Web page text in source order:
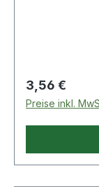
der Steckdose Mehrfachsteckdose besonders
stromsparend und
Steckdosen
Winkelstecker Lieferumfang: 1 x Eco-
Qualität von
Regulärer
3,56 €
Preise inkl.